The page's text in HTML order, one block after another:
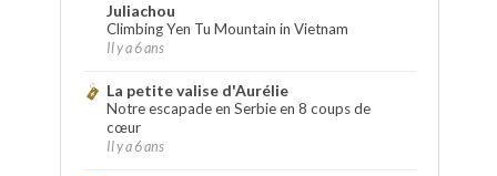
Juliachou
Climbing Yen Tu Mountain in Vietnam
Il y a 6 ans
La petite valise d'Aurélie
Notre escapade en Serbie en 8 coups de
cœur
Il y a 6 ans